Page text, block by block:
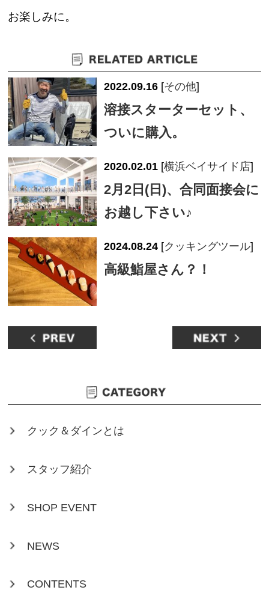
お楽しみに。
2022.09.16 [その他]
溶接スターターセット、
ついに購入。
2020.02.01 [横浜ベイサイド店]
2月2日(日)、合同面接会に
お越し下さい♪
2024.08.24 [クッキングツール]
高級鮨屋さん？！
クック＆ダインとは
スタッフ紹介
SHOP EVENT
NEWS
CONTENTS